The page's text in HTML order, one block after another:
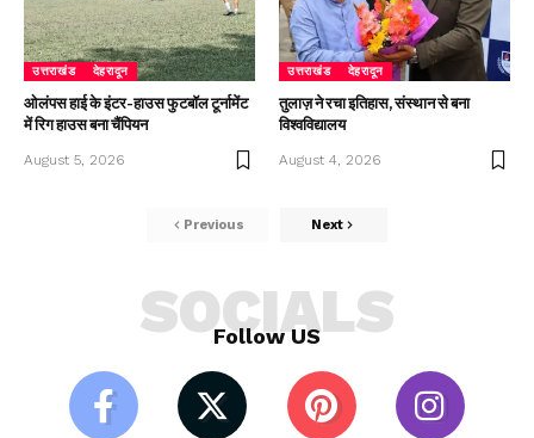
उत्तराखंड देहरादून
ओलंपस हाई के इंटर-हाउस फुटबॉल टूर्नामेंट
में रिग हाउस बना चैंपियन
August 5, 2026
उत्तराखंड देहरादून
तुलाज़ ने रचा इतिहास, संस्थान से बना
विश्वविद्यालय
August 4, 2026
Previous Next
Follow US
SOCIALS